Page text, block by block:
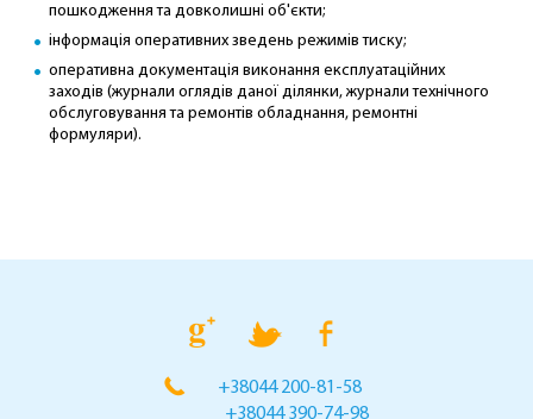
пошкодження та довколишні об'єкти;
інформація оперативних зведень режимів тиску;
оперативна документація виконання експлуатаційних
заходів (журнали оглядів даної ділянки, журнали технічного
обслуговування та ремонтів обладнання, ремонтні
формуляри).
+38044 200-81-58
+38044 390-74-98